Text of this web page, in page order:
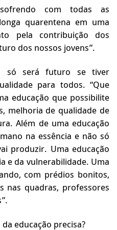
com todas as
quarentena em uma
pela contribuição dos
dos nossos jovens”.
só será futuro se tiver
para todos. “Que
educação que possibilite
melhoria de qualidade de
Além de uma educação
na essência e não só
produzir. Uma educação
e da vulnerabilidade. Uma
com prédios bonitos,
nas quadras, professores
educação precisa?